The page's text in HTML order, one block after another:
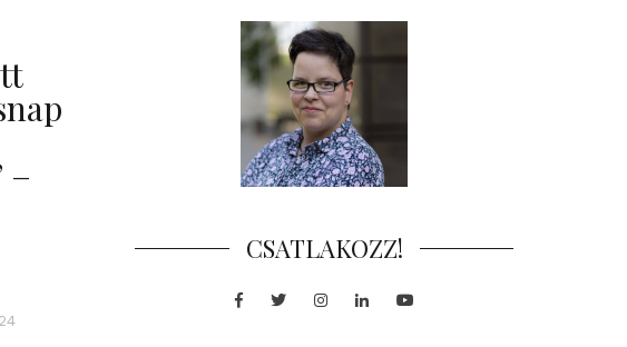
–
CSATLAKOZZ!
Facebook
TwitterInstagram
LinkedInYoutube